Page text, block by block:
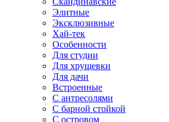
Элитные
Эксклюзивные
Хай-тек
Особенности
Для студии
Для хрущевки
Для дачи
Встроенные
С антресолями
С барной стойкой
С островом